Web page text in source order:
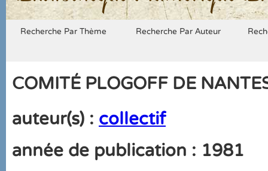
Recherche Par Thème Recherche Par Auteur
COMITÉ PLOGOFF DE
auteur(s) : collectif
année de publication : 1981